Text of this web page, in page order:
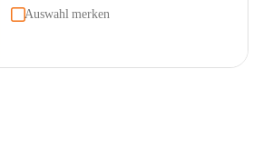
Auswahl merken